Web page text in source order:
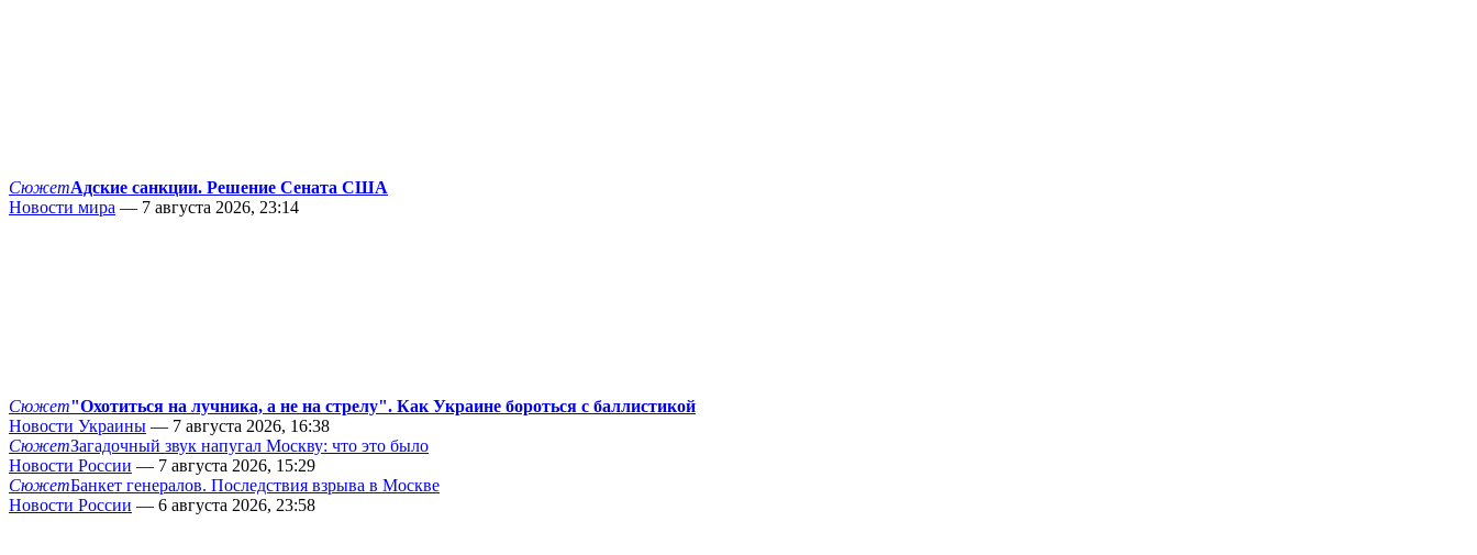
СюжетАдские санкции. Решение Сената США
Новости мира — 7 августа 2026, 23:14
Сюжет"Охотиться на лучника, а не на стрелу". Как Украине бороться с баллистикой
Новости Украины — 7 августа 2026, 16:38
СюжетЗагадочный звук напугал Москву: что это было
Новости России — 7 августа 2026, 15:29
СюжетБанкет генералов. Последствия взрыва в Москве
Новости России — 6 августа 2026, 23:58